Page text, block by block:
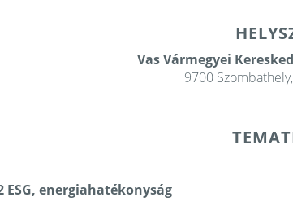
Vas Vármegyei
9700
ESG, energiahatékonyság